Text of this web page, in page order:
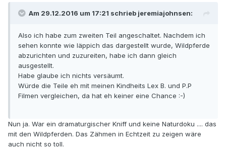
Am 29.12.2016 um 17:21 schrieb jeremiajohnsen:
Also ich habe zum zweiten Teil angeschaltet. Nachdem ich
sehen konnte wie läppich das dargestellt wurde, Wildpferde
abzurichten und zuzureiten, habe ich dann gleich
ausgestellt.
Habe glaube ich nichts versäumt.
Würde die Teile eh mit meinen Kindheits Lex B. und P.P
Filmen vergleichen, da hat eh keiner eine Chance :-)
Nun ja. War ein dramaturgischer Kniff und keine Naturdoku .... das
mit den Wildpferden. Das Zähmen in Echtzeit zu zeigen wäre
auch nicht so toll.